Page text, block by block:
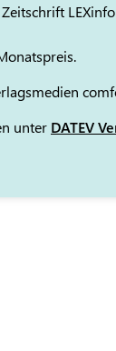
unter DATEV